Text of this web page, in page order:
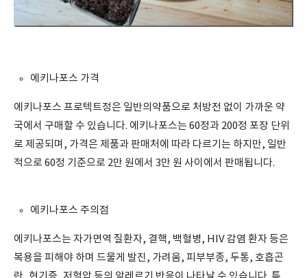
에키나포스 가격
에키나포스 프로텍트정은 일반의약품으로 처방전 없이 가까운 약
국에서 구매할 수 있습니다. 에키나포스는 60정과 200정 포장 단위
로 제공되며, 가격은 제품과 판매처에 따라 다르기는 하지만, 일반
적으로 60정 기준으로 2만 원에서 3만 원 사이에서 판매됩니다.
에키나포스 주의점
에키나포스는 자가면역 질환자, 결핵, 백혈병, HIV 감염 환자 등은
복용을 피해야 하며 드물게 발진, 가려움, 피부부종, 두통, 호흡곤